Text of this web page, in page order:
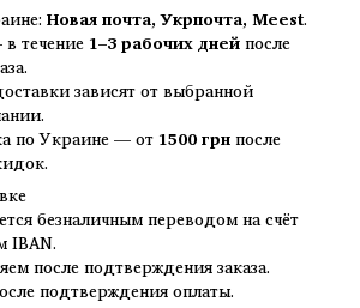
Новая почта, Укрпочта, Meest.
течение 1–3 рабочих днейпосле
зависят от выбранной
по Украине — от 1500 грнпосле
безналичным переводом на счёт
IBAN.
после подтверждения заказа.
подтверждения оплаты.